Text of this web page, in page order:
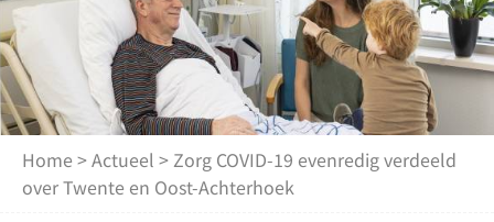
Home >Actueel > Zorg COVID-19 evenredig verdeeld
over Twente en Oost-Achterhoek